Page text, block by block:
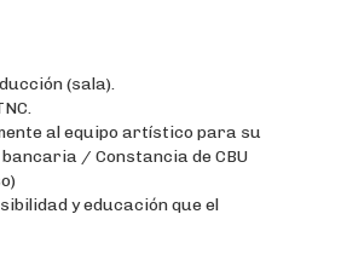
(sala).
al equipo artístico para su
/ Constancia de CBU
y educación que el